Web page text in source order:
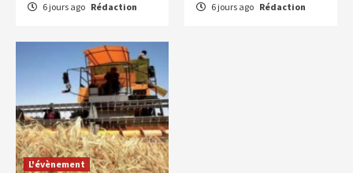
6 jours ago Rédaction 6 jours ago Rédaction
L'évènement